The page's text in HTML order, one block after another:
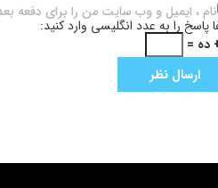
نام ، ایمیل و وب سایت من را برای دفعه
پاسخ را به عدد انگلیسی وارد کنید: